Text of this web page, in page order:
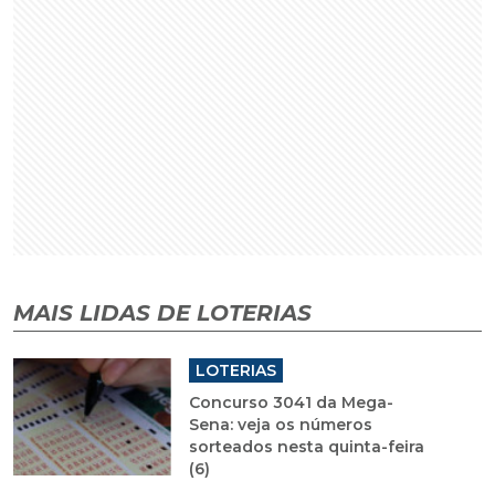
MAIS LIDAS DE LOTERIAS
LOTERIAS
Concurso 3041 da Mega-
Sena: veja os números
sorteados nesta quinta-feira
(6)